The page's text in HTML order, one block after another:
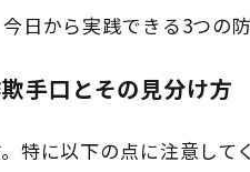
日から実践できる3つの
手口とその見分け方
特に以下の点に注意して